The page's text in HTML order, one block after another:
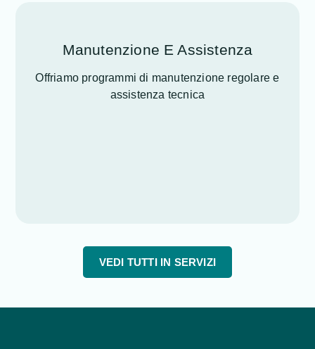
Manutenzione E Assistenza
Offriamo programmi di manutenzione regolare e
assistenza tecnica
VEDI TUTTI IN SERVIZI